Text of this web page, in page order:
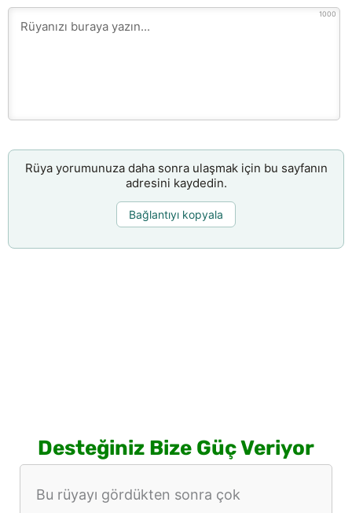
1000
Rüya yorumunuza daha sonra ulaşmak için bu sayfanın
adresini kaydedin.
Bağlantıyı kopyala
Desteğiniz Bize Güç Veriyor
Bu rüyayı gördükten sonra çok